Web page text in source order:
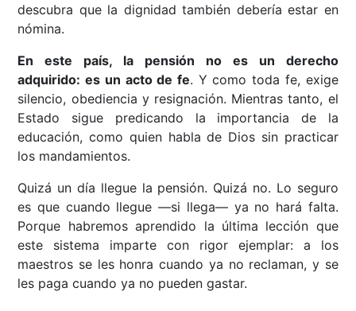
descubra que la dignidad también debería estar en
nómina.
En este país, la pensión no es un derecho
adquirido: es un acto de fe. Y como toda fe, exige
silencio, obediencia y resignación. Mientras tanto, el
Estado sigue predicando la importancia de la
educación, como quien habla de Dios sin practicar
los mandamientos.
Quizá un día llegue la pensión. Quizá no. Lo seguro
es que cuando llegue —si llega— ya no hará falta.
Porque habremos aprendido la última lección que
este sistema imparte con rigor ejemplar: a los
maestros se les honra cuando ya no reclaman, y se
les paga cuando ya no pueden gastar.